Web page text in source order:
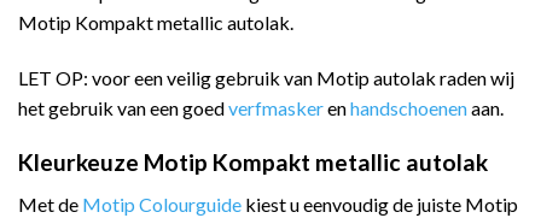
Motip Kompakt metallic autolak.
LET OP: voor een veilig gebruik van Motip autolak raden wij
het gebruik van een goedverfmaskerenhandschoenenaan.
Kleurkeuze Motip Kompakt metallic autolak
Met de Motip Colourguide kiest u eenvoudig de juiste Motip